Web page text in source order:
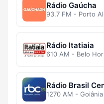
Rádio Gaúcha
93.7 FM - Porto
Rádio Itatiaia
610 AM - Belo
Rádio Brasil
1270 AM -